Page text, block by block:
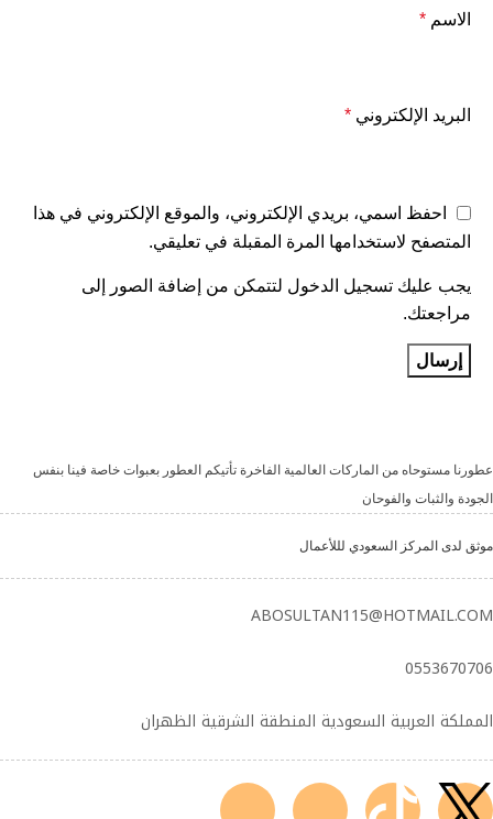
الاسم *
البريد الإلكتروني *
احفظ اسمي، بريدي الإلكتروني، والموقع الإلكتروني في هذا
المتصفح لاستخدامها المرة المقبلة في تعليقي.
يجب عليك تسجيل الدخول لتتمكن من إضافة الصور إلى
مراجعتك.
عطورنا مستوحاه من الماركات العالمية الفاخرة تأتيكم العطور بعبوات خاصة فينا بنفس
الجودة والثبات والفوحان
موثق لدى المركز السعودي لللأعمال
ABOSULTAN115@HOTMAIL.COM
0553670706
المملكة العربية السعودية المنطقة الشرقية الظهران